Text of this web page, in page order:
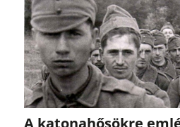
A katonahősökre